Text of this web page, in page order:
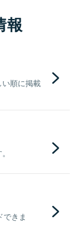
報
順に掲載
きま